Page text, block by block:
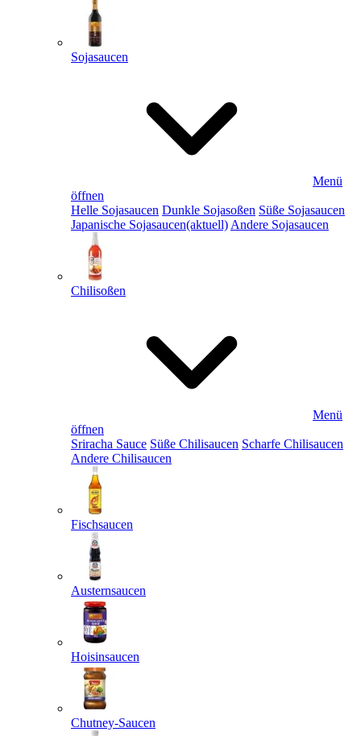
Sojasaucen
Menü
öffnen
Helle Sojasaucen Dunkle Sojasoßen Süße Sojasaucen
Japanische Sojasaucen(aktuell) Andere Sojasaucen
Chilisoßen
Menü
öffnen
Sriracha Sauce Süße Chilisaucen Scharfe Chilisaucen
Andere Chilisaucen
Fischsaucen
Austernsaucen
Hoisinsaucen
Chutney-Saucen